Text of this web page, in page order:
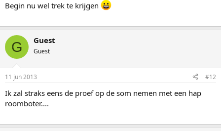
Begin nu wel trek te krijgen
G Guest
Guest
11 jun 2013 #12
Ik zal straks eens de proef op de som nemen met een hap
roomboter....